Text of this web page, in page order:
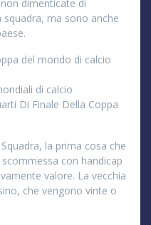
dimenticate di
ma sono anche
del mondo di calcio
di calcio
Di Finale Della Coppa
la prima cosa che
con handicap
valore. La vecchia
che vengono vinte o